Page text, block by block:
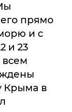
прямо
и с
и 23
всем
Крыма в